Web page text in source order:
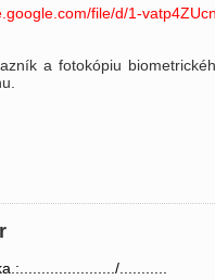
file/d/1-
a fotokópiu
...........